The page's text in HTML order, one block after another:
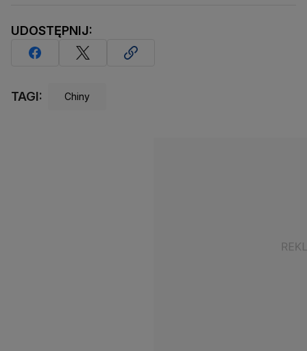
UDOSTĘPNIJ:
TAGI: Chiny